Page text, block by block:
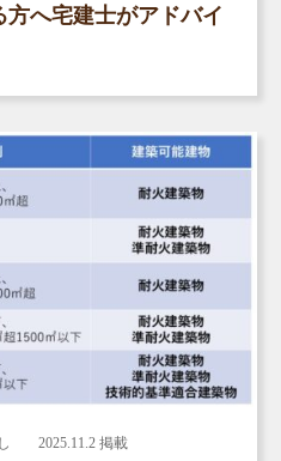
へ宅建士がアドバイ
2025.11.2 掲載